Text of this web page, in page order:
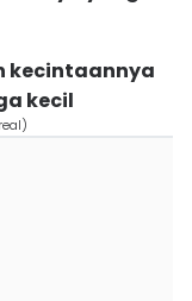
kecintaannya
kecil